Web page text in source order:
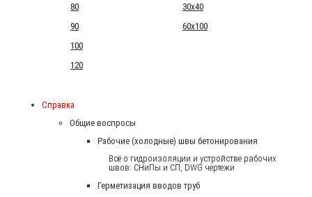
80
30x40
90
60x100
100
120
Справка
Общие воспросы
Рабочие (холодные) швы бетонирования
Всё о гидроизоляции и устройстве рабочих
швов: СНиПы и СП, DWG чертежи
Герметизация вводов труб